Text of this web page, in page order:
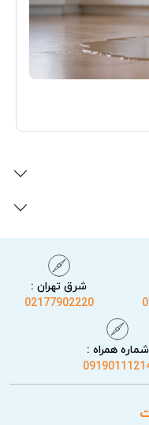
شرق تهران :
02177902220
شماره همراه :